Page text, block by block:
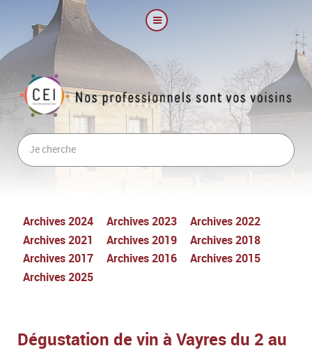
Archives 2024 Archives 2023
Archives 2022
Archives 2021
Archives 2019
Archives 2018
Archives 2017
Archives 2016
Archives 2015
Archives 2025
Dégustation de vin à Vayres du 2 au